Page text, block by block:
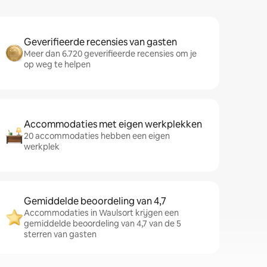
Geverifieerde recensies van gasten
Meer dan 6.720 geverifieerde recensies om je
op weg te helpen
Accommodaties met eigen werkplekken
20 accommodaties hebben een eigen
werkplek
Gemiddelde beoordeling van 4,7
Accommodaties in Waulsort krijgen een
gemiddelde beoordeling van 4,7 van de 5
sterren van gasten